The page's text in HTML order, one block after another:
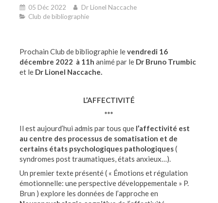
05 Déc 2022
Dr Lionel Naccache
Club de bibliographie
Prochain Club de bibliographie levendredi 16
décembre 2022 à 11h animé par le Dr Bruno Trumbic
et le Dr Lionel Naccache.
L’AFFECTIVITÉ
***
Il est aujourd’hui admis par tous que l’affectivité est
au centre des processus de somatisation et de
certains états psychologiques pathologiques(
syndromes post traumatiques, états anxieux…).
Un premier texte présenté ( « Émotions et régulation
émotionnelle: une perspective développementale » P.
Brun ) explore les données de l’approche en